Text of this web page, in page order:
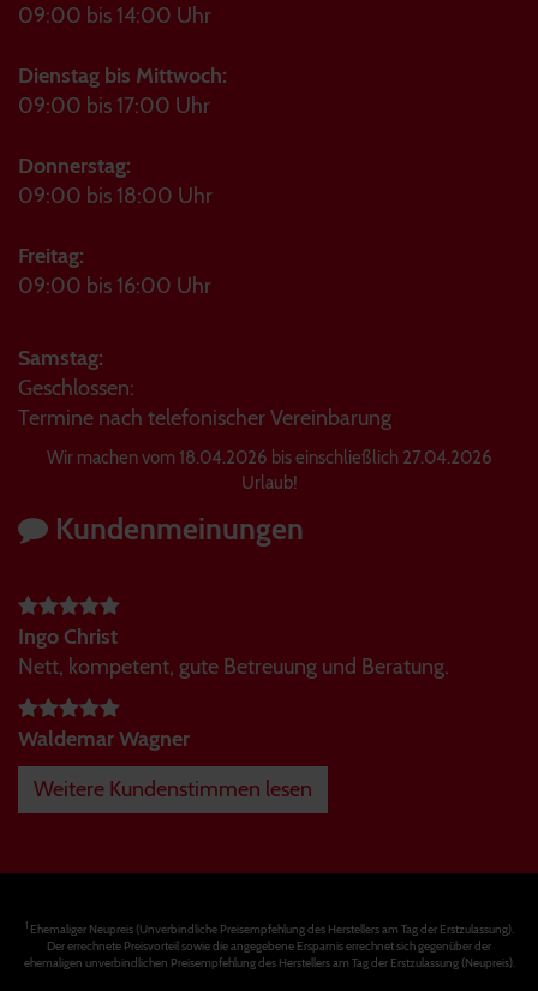
09:00 bis 14:00 Uhr
Dienstag bis Mittwoch:
09:00 bis 17:00 Uhr
Donnerstag:
09:00 bis 18:00 Uhr
Freitag:
09:00 bis 16:00 Uhr
Samstag:
Geschlossen:
Termine nach telefonischer Vereinbarung
Wir machen vom 18.04.2026 bis einschließlich 27.04.2026
Urlaub!
Kundenmeinungen
Ingo Christ
Nett, kompetent, gute Betreuung und Beratung.
Waldemar Wagner
Weitere Kundenstimmen lesen
1Ehemaliger Neupreis (Unverbindliche Preisempfehlung des Herstellers am Tag der Erstzulassung).
Der errechnete Preisvorteil sowie die angegebene Ersparnis errechnet sich gegenüber der
ehemaligen unverbindlichen Preisempfehlung des Herstellers am Tag der Erstzulassung (Neupreis).